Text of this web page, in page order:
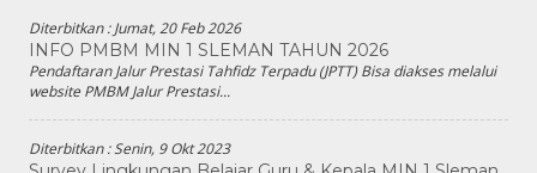
Diterbitkan :Jumat, 20 Feb 2026
INFO PMBM MIN 1 SLEMAN TAHUN 2026
Pendaftaran Jalur Prestasi Tahfidz Terpadu (JPTT) Bisa diakses melalui
website PMBM Jalur Prestasi...
Diterbitkan :Senin, 9 Okt 2023